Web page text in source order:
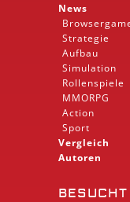
News
Strategie
Aufbau
Simulation
Rollenspiele
MMORPG
Action
Sport
Vergleich
Autoren